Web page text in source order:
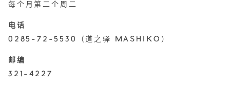
每个月第二个周二
电话
0285-72-5530（道之驿 MASHIKO）
邮编
321-4227